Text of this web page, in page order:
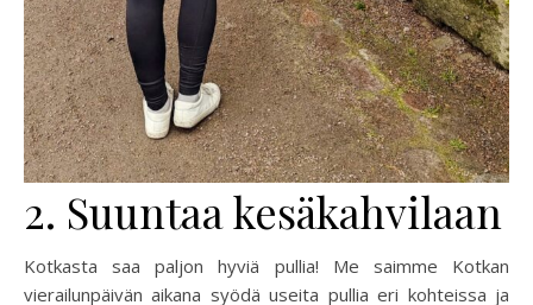
2. Suuntaa kesäkahvilaan
Kotkasta saa paljon hyviä pullia! Me saimme Kotkan
vierailunpäivän aikana syödä useita pullia eri kohteissa ja